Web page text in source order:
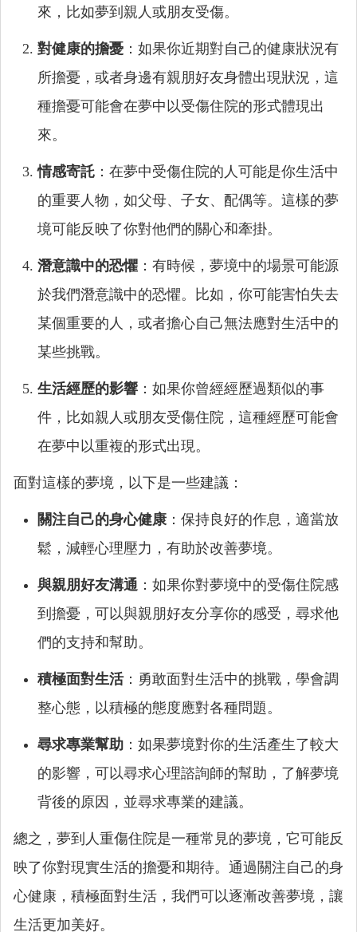
來，比如夢到親人或朋友受傷。
對健康的擔憂 ：如果你近期對自己的健康狀況有
所擔憂，或者身邊有親朋好友身體出現狀況，這
種擔憂可能會在夢中以受傷住院的形式體現出
來。
情感寄託 ：在夢中受傷住院的人可能是你生活中
的重要人物，如父母、子女、配偶等。這樣的夢
境可能反映了你對他們的關心和牽掛。
潛意識中的恐懼 ：有時候，夢境中的場景可能源
於我們潛意識中的恐懼。比如，你可能害怕失去
某個重要的人，或者擔心自己無法應對生活中的
某些挑戰。
生活經歷的影響 ：如果你曾經經歷過類似的事
件，比如親人或朋友受傷住院，這種經歷可能會
在夢中以重複的形式出現。
面對這樣的夢境，以下是一些建議：
關注自己的身心健康：保持良好的作息，適當放
鬆，減輕心理壓力，有助於改善夢境。
與親朋好友溝通 ：如果你對夢境中的受傷住院感
到擔憂，可以與親朋好友分享你的感受，尋求他
們的支持和幫助。
積極面對生活：勇敢面對生活中的挑戰，學會調
整心態，以積極的態度應對各種問題。
尋求專業幫助 ：如果夢境對你的生活產生了較大
的影響，可以尋求心理諮詢師的幫助，了解夢境
背後的原因，並尋求專業的建議。
總之，夢到人重傷住院是一種常見的夢境，它可能反
映了你對現實生活的擔憂和期待。通過關注自己的身
心健康，積極面對生活，我們可以逐漸改善夢境，讓
生活更加美好。